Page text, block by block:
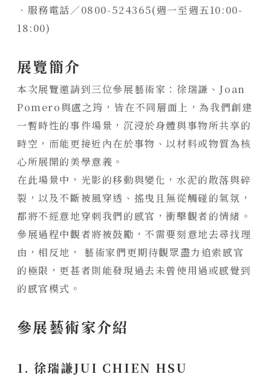
饗樂派對
訂製生活
CONTACT
．服務電話／0800-524365(週一至週五10:00-
18:00)
展覽簡介
本次展覽邀請到三位參展藝術家：徐瑞謙、Joan
Pomero與盧之筠，皆在不同層面上，為我們創建
一暫時性的事件場景，沉浸於身體與事物所共享的
時空，而能更接近內在於事物、以材料或物質為核
心所展開的美學意義。
在此場景中，光影的移動與變化，水泥的散落與碎
裂，以及不斷被風穿透、搖曳且無從觸碰的氣氛，
都將不經意地穿刺我們的感官，衝擊觀者的情緒。
參展過程中觀者將被鼓勵，不需要刻意地去尋找理
由，相反地， 藝術家們更期待觀眾盡力追索感官
的極限，更甚者則能發現過去未曾使用過或感覺到
的感官模式。
參展藝術家介紹
1. 徐瑞謙JUI CHIEN HSU